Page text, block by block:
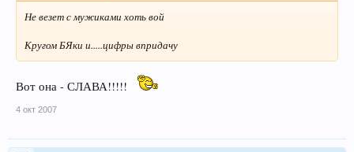
Не везет с мужиками хоть вой
Кругом БЯки и.....цифры впридачу
Вот она - СЛАВА!!!!!
4 окт 2007